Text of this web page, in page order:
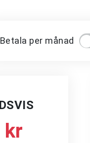
Betala per månad
kr